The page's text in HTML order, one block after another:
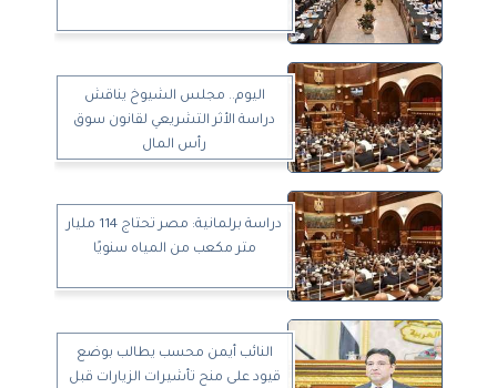
اليوم.. مجلس الشيوخ يناقش
دراسة الأثر التشريعي لقانون سوق
رأس المال
دراسة برلمانية: مصر تحتاج 114 مليار
متر مكعب من المياه سنويًا
النائب أيمن محسب يطالب بوضع
قيود على منح تأشيرات الزيارات قبل